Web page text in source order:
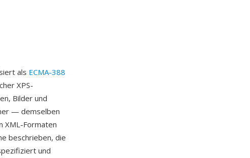
als ECMA-388
XPS-
Bilder und
— demselben
XML-Formaten
beschrieben, die
und